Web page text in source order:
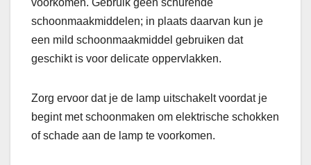
schoonmaakmiddelen; in plaats daarvan kun je
een mild schoonmaakmiddel gebruiken dat
geschikt is voor delicate oppervlakken.
Zorg ervoor dat je de lamp uitschakelt voordat je
begint met schoonmaken om elektrische schokken
of schade aan de lamp te voorkomen.